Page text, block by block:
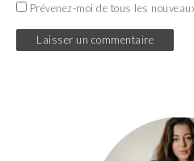
Prévenez-moi de tous les